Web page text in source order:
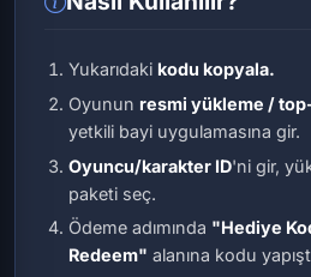
Yukarıdaki kodu kopyala.
Oyunun resmi yükleme /
yetkili bayi uygulamasına gir.
Oyuncu/karakter ID'ni gir,
paketi seç.
Ödeme adımında "Hediye
Redeem" alanına kodu